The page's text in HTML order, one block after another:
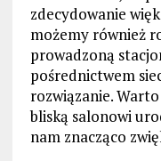
zdecydowanie
możemy również
prowadzoną
pośrednictwem
rozwiązanie.
bliską salonowi
nam znacząco